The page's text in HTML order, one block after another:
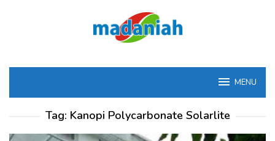
MENU
Tag: Kanopi Polycarbonate Solarlite